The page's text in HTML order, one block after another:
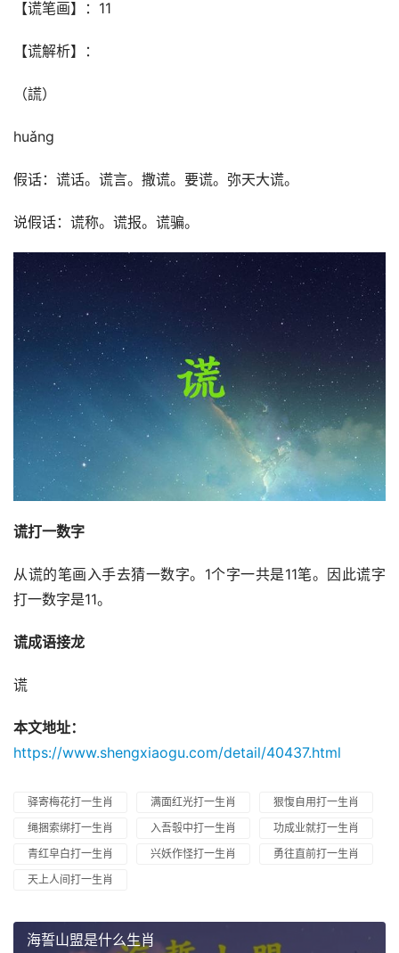
【谎笔画】：11
【谎解析】：
（謊）
huǎng
假话：谎话。谎言。撒谎。要谎。弥天大谎。
说假话：谎称。谎报。谎骗。
谎打一数字
从谎的笔画入手去猜一数字。1个字一共是11笔。因此谎字
打一数字是11。
谎成语接龙
谎
本文地址：
https://www.shengxiaogu.com/detail/40437.html
驿寄梅花打一生肖 满面红光打一生肖
狠愎自用打一生肖
绳捆索绑打一生肖
入吾彀中打一生肖
功成业就打一生肖
青红皁白打一生肖
兴妖作怪打一生肖
勇往直前打一生肖
天上人间打一生肖
海誓山盟是什么生肖